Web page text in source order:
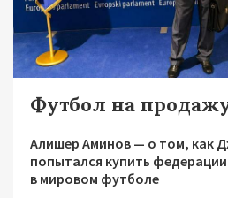
Футбол на
Алишер Аминов — о том, как
попытался купить
в мировом футболе